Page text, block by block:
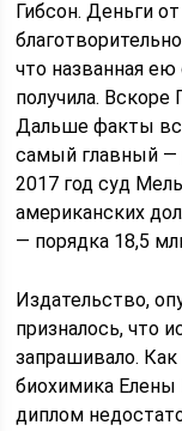
Гибсон. Деньги
что названная ею
получила. Вскоре
Дальше факты
самый главный —
2017 год суд
американских
— порядка 18,5
Издательство,
призналось, что
запрашивало. Как
биохимика Елены
диплом